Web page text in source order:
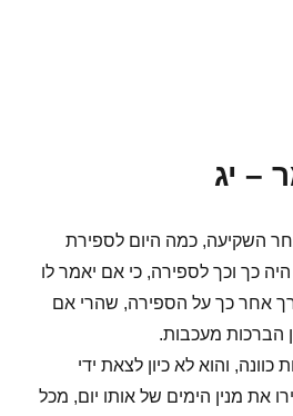
– יג
השקיעה, כמה היום לספירת
כך וכך לספירה, כי אם יאמר לו
אחר כך על הספירה, שהרי אם
הברכות מעכבות.
והוא לא כיון לצאת ידי
את מנין הימים של אותו יום, מכל